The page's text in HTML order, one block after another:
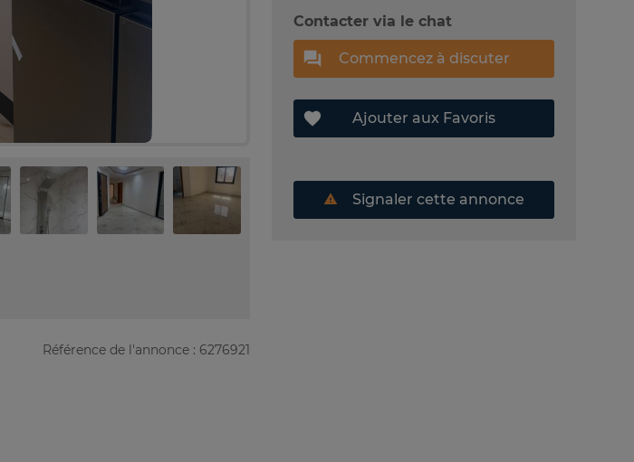
Référence de l'annonce : 6276921
Contacter via le chat
Commencez à discuter
Ajouter aux Favoris
Signaler cette annonce